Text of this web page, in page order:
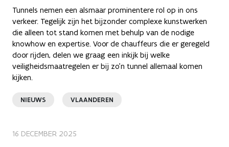
Tunnels nemen een alsmaar prominentere rol op in ons
verkeer. Tegelijk zijn het bijzonder complexe kunstwerken
die alleen tot stand komen met behulp van de nodige
knowhow en expertise. Voor de chauffeurs die er geregeld
door rijden, delen we graag een inkijk bij welke
veiligheidsmaatregelen er bij zo’n tunnel allemaal komen
kijken.
NIEUWS VLAANDEREN
16 DECEMBER 2025